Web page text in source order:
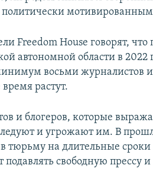
Freedom House говорят,
автономной области в 2022
восьми журналистов
растут.
и блогеров, которые
и угрожают им. В
тюрьму на длительные сроки
свободную прессу и